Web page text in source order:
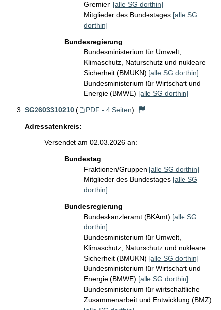
Gremien [alle SG dorthin]
Mitglieder des Bundestages [alle SG
dorthin]
Bundesregierung
Bundesministerium für Umwelt,
Klimaschutz, Naturschutz und nukleare
Sicherheit (BMUKN) [alle SG dorthin]
Bundesministerium für Wirtschaft und
Energie (BMWE) [alle SG dorthin]
SG2603310210 ( PDF - 4 Seiten)
Adressatenkreis:
Versendet am 02.03.2026 an:
Bundestag
Fraktionen/Gruppen [alle SG dorthin]
Mitglieder des Bundestages [alle SG
dorthin]
Bundesregierung
Bundeskanzleramt (BKAmt) [alle SG
dorthin]
Bundesministerium für Umwelt,
Klimaschutz, Naturschutz und nukleare
Sicherheit (BMUKN) [alle SG dorthin]
Bundesministerium für Wirtschaft und
Energie (BMWE) [alle SG dorthin]
Bundesministerium für wirtschaftliche
Zusammenarbeit und Entwicklung (BMZ)